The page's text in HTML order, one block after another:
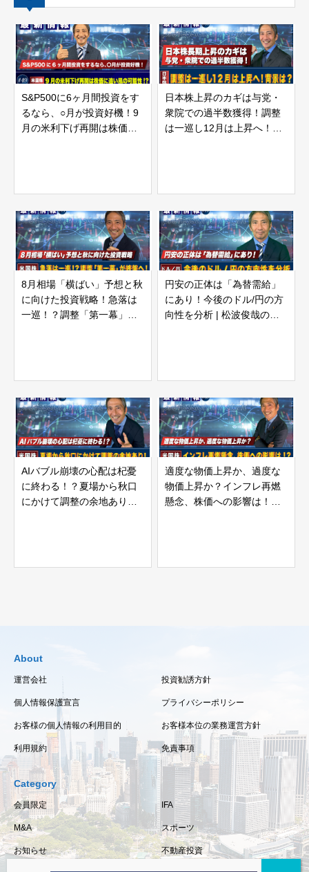
S&P500に6ヶ月間投資をす
るなら、○月が投資好機！9
月の米利下げ再開は株価に
日本株上昇のカギは与党・
衆院での過半数獲得！調整
は一巡し12月は上昇へ！背
8月相場「横ばい」予想と秋
に向けた投資戦略！急落は
一巡！？調整「第一幕」が
円安の正体は「為替需給」
にあり！今後のドル/円の方
向性を分析 | 松波俊哉のプ
AIバブル崩壊の心配は杞憂
に終わる！？夏場から秋口
にかけて調整の余地あり！ |
適度な物価上昇か、過度な
物価上昇か？インフレ再燃
懸念、株価への影響は！？ |
About
運営会社 投資勧誘方針
個人情報保護宣言 プライバシーポリシー
お客様の個人情報の利用目的 お客様本位の業務運営方針
利用規約 免責事項
Category
会員限定 IFA
M&A スポーツ
お知らせ 不動産投資